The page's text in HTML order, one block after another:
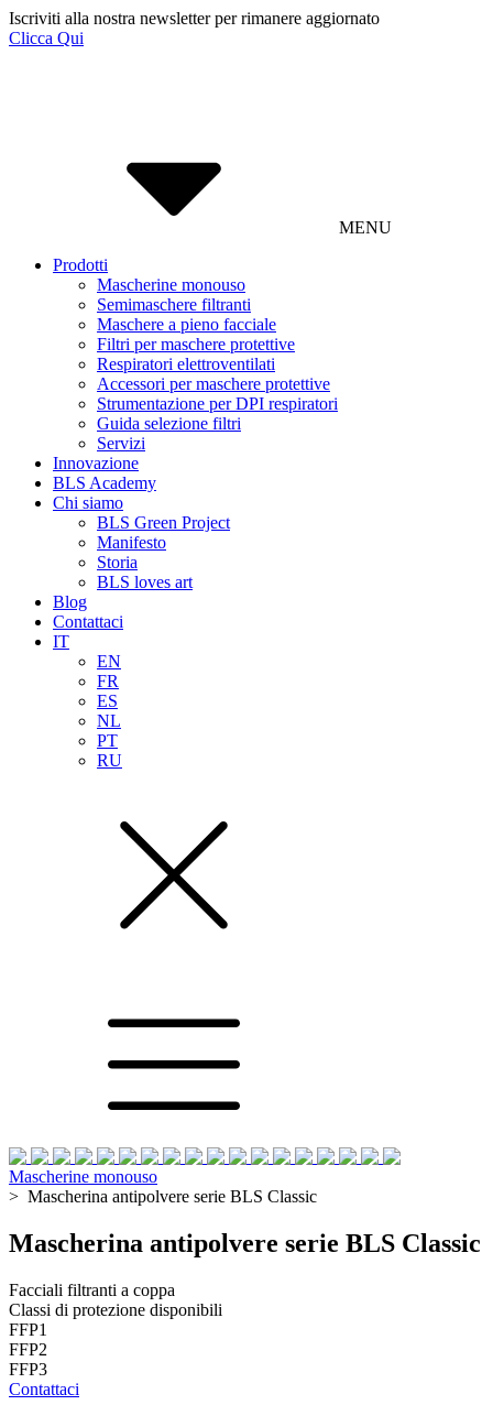
Iscriviti alla nostra newsletter per rimanere aggiornato
Clicca Qui
MENU
Prodotti
Mascherine monouso
Semimaschere filtranti
Maschere a pieno facciale
Filtri per maschere protettive
Respiratori elettroventilati
Accessori per maschere protettive
Strumentazione per DPI respiratori
Guida selezione filtri
Servizi
Innovazione
BLS Academy
Chi siamo
BLS Green Project
Manifesto
Storia
BLS loves art
Blog
Contattaci
IT
EN
FR
ES
NL
PT
RU
Mascherine monouso
> Mascherina antipolvere serie BLS Classic
Mascherina antipolvere serie BLS Classic
Facciali filtranti a coppa
Classi di protezione disponibili
FFP1
FFP2
FFP3
Contattaci